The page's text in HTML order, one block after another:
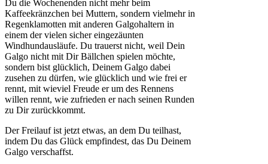
Du die Wochenenden nicht mehr beim
Kaffeekränzchen bei Muttern, sondern vielmehr in
Regenklamotten mit anderen Galgohaltern in
einem der vielen sicher eingezäunten
Windhundausläufe. Du trauerst nicht, weil Dein
Galgo nicht mit Dir Bällchen spielen möchte,
sondern bist glücklich, Deinem Galgo dabei
zusehen zu dürfen, wie glücklich und wie frei er
rennt, mit wieviel Freude er um des Rennens
willen rennt, wie zufrieden er nach seinen Runden
zu Dir zurückkommt.
Der Freilauf ist jetzt etwas, an dem Du teilhast,
indem Du das Glück empfindest, das Du Deinem
Galgo verschaffst.